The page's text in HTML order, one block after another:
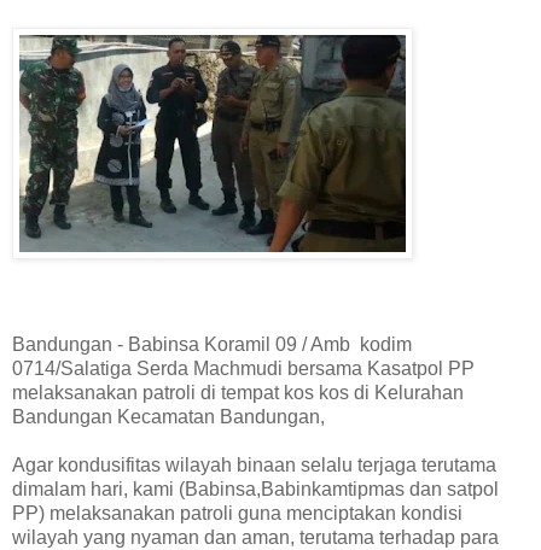
Bandungan - Babinsa Koramil 09 / Amb kodim
0714/Salatiga Serda Machmudi bersama Kasatpol PP
melaksanakan patroli di tempat kos kos di Kelurahan
Bandungan Kecamatan Bandungan,
Agar kondusifitas wilayah binaan selalu terjaga terutama
dimalam hari, kami (Babinsa,Babinkamtipmas dan satpol
PP) melaksanakan patroli guna menciptakan kondisi
wilayah yang nyaman dan aman, terutama terhadap para